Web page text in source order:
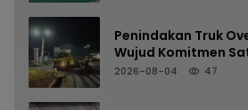
Penindakan Truk
Wujud Komitmen
Pangandaran
2026-08-04 47